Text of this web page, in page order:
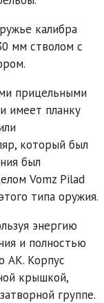
калибра
мм стволом с
прицельными
имеет планку
который был
был
Vomz Pilad
типа оружия.
энергию
и полностью
АК. Корпус
крышкой,
группе.